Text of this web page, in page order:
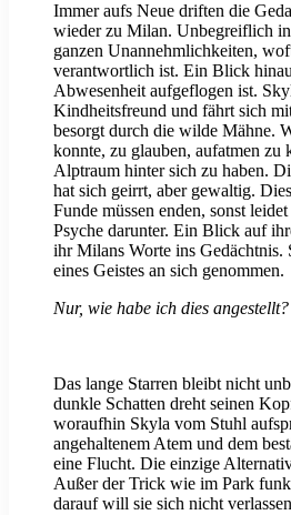
Immer aufs Neue driften die
wieder zu Milan. Unbegreiflich
ganzen Unannehmlichkeiten,
verantwortlich ist. Ein Blick
Abwesenheit aufgeflogen ist.
Kindheitsfreund und fährt sich
besorgt durch die wilde Mähne.
konnte, zu glauben, aufatmen zu
Alptraum hinter sich zu haben.
hat sich geirrt, aber gewaltig.
Funde müssen enden, sonst
Psyche darunter. Ein Blick auf
ihr Milans Worte ins Gedächtnis.
eines Geistes an sich genommen.
Nur, wie habe ich dies angestellt?
Das lange Starren bleibt nicht
dunkle Schatten dreht seinen
woraufhin Skyla vom Stuhl
angehaltenem Atem und dem
eine Flucht. Die einzige
Außer der Trick wie im Park
darauf will sie sich nicht